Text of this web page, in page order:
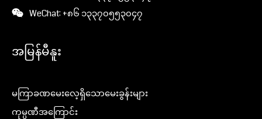
WeChat: +၈၆ ၁၃၃၇၀၅၅၃၀၄၇
အမြန်မီနူး
မကြာခဏမေးလေ့ရှိသောမေးခွန်းများ
ကုမ္ပဏီအကြောင်း